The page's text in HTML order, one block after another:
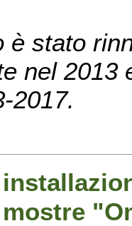
è stato
nel 2013
2017.